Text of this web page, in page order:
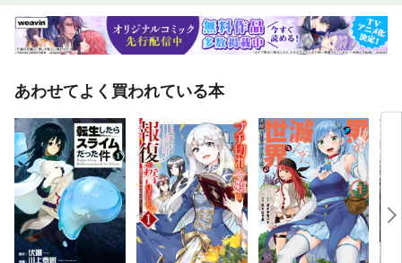
あわせてよく買われている本